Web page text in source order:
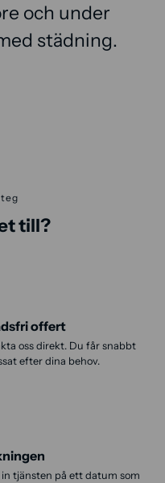
och under
städning.
till?
offert
oss direkt. Du får snabbt
efter dina behov.
tjänsten på ett datum som